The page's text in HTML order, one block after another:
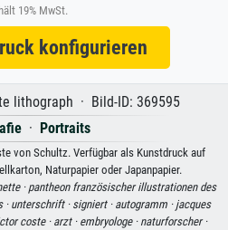
19% MwSt.
konfigurieren
lithograph · Bild-ID: 369595
· Portraits
von Schultz. Verfügbar als Kunstdruck auf
Naturpapier oder Japanpapier.
·pantheon französischer illustrationen des
· unterschrift · signiert · autogramm · jacques
coste ·arzt · embryologe · naturforscher ·